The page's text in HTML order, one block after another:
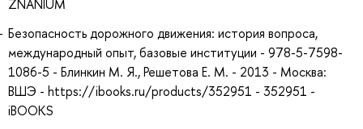
ZNANIUM
Безопасность дорожного движения: история вопроса,
международный опыт, базовые институции - 978-5-7598-
1086-5 - Блинкин М. Я., Решетова Е. М. - 2013 - Москва:
ВШЭ - https://ibooks.ru/products/352951 - 352951 -
iBOOKS